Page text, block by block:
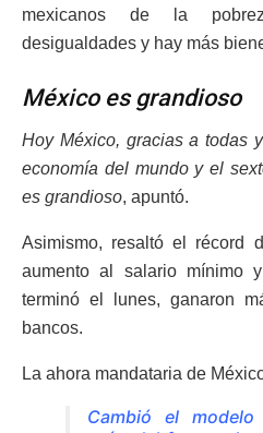
mexicanos de la
desigualdades y hay más
México es grandioso
Hoy México, gracias a todas
economía del mundo y el
es grandioso, apuntó.
Asimismo, resaltó el récord
aumento al salario mínimo
terminó el lunes, ganaron
bancos.
La ahora mandataria de
Cambió el